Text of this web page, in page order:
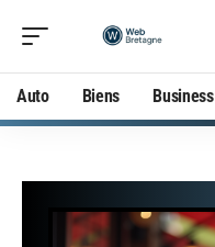
Auto Biens Business